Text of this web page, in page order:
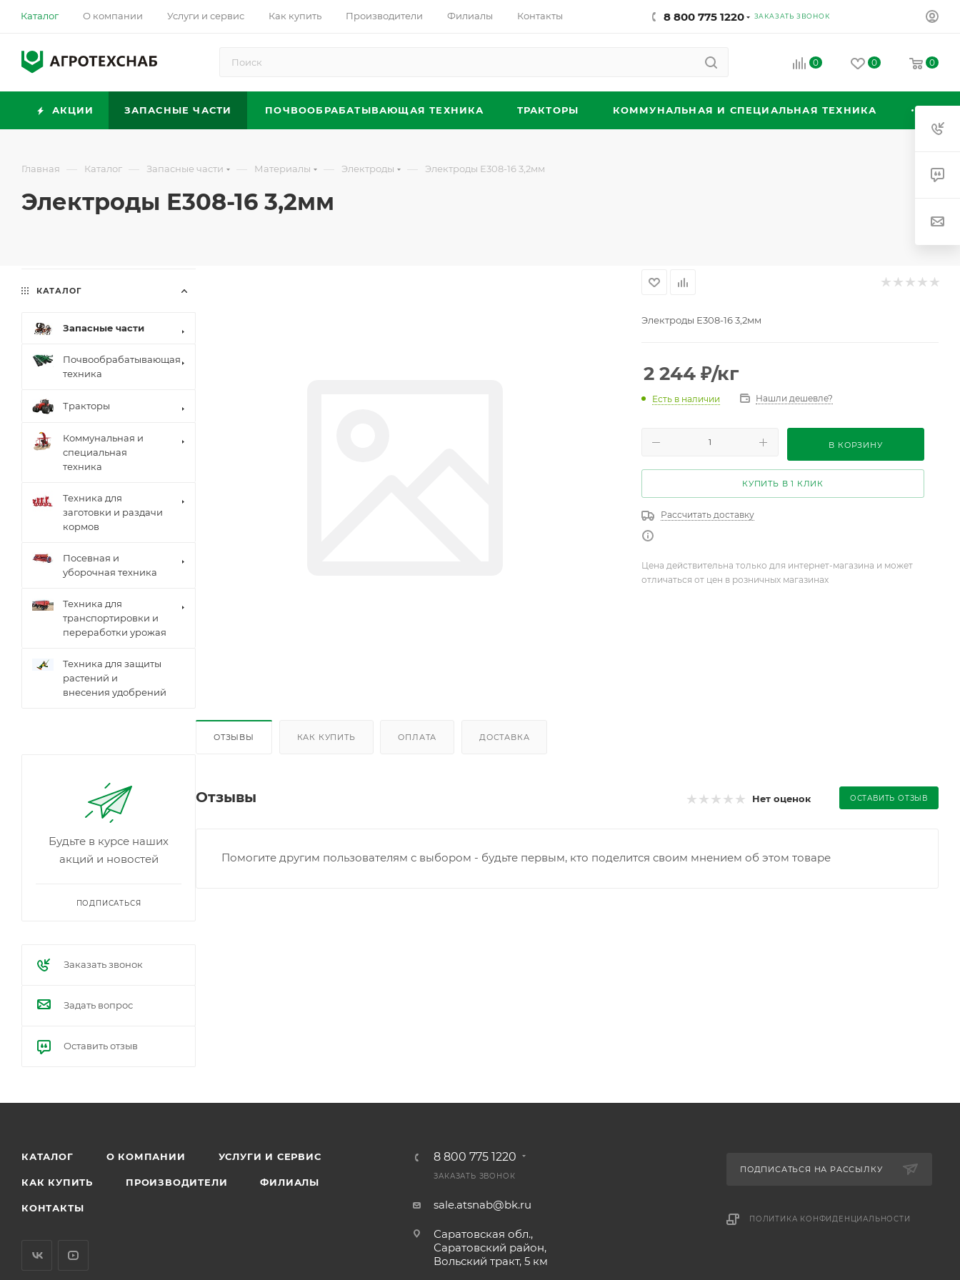
Каталог О компании Услуги и сервис Как купить Производители Филиалы Контакты 8 800 775 1220 ЗАКАЗАТЬ ЗВОНОК
0 0 0
АКЦИИ ЗАПАСНЫЕ ЧАСТИ ПОЧВООБРАБАТЫВАЮЩАЯ ТЕХНИКА ТРАКТОРЫ КОММУНАЛЬНАЯ И СПЕЦИАЛЬНАЯ ТЕХНИКА
Главная — Каталог — Запасные части — Материалы — Электроды — Электроды Е308-16 3,2мм
Электроды Е308-16 3,2мм
Электроды Е308-16 3,2мм
2 244 ₽/кг
Есть в наличии Нашли дешевле?
В КОРЗИНУ
КУПИТЬ В 1 КЛИК
Рассчитать доставку
Цена действительна только для интернет-магазина и может
отличаться от цен в розничных магазинах
ОТЗЫВЫ КАК КУПИТЬ ОПЛАТА ДОСТАВКА
Отзывы Нет оценок ОСТАВИТЬ ОТЗЫВ
Помогите другим пользователям с выбором - будьте первым, кто поделится своим мнением об этом товаре
КАТАЛОГ
Запасные части
Почвообрабатывающая
техника
Тракторы
Коммунальная и
специальная
техника
Техника для
заготовки и раздачи
кормов
Посевная и
уборочная техника
Техника для
транспортировки и
переработки урожая
Техника для защиты
растений и
внесения удобрений
Будьте в курсе наших
акций и новостей
ПОДПИСАТЬСЯ
Заказать звонок
Задать вопрос
Оставить отзыв
КАТАЛОГ О КОМПАНИИ УСЛУГИ И СЕРВИС
КАК КУПИТЬ ПРОИЗВОДИТЕЛИ ФИЛИАЛЫ
КОНТАКТЫ
8 800 775 1220
ЗАКАЗАТЬ ЗВОНОК
sale.atsnab@bk.ru
Саратовская обл.,
Саратовский район,
Вольский тракт, 5 км
ПОДПИСАТЬСЯ НА РАССЫЛКУ
ПОЛИТИКА КОНФИДЕНЦИАЛЬНОСТИ